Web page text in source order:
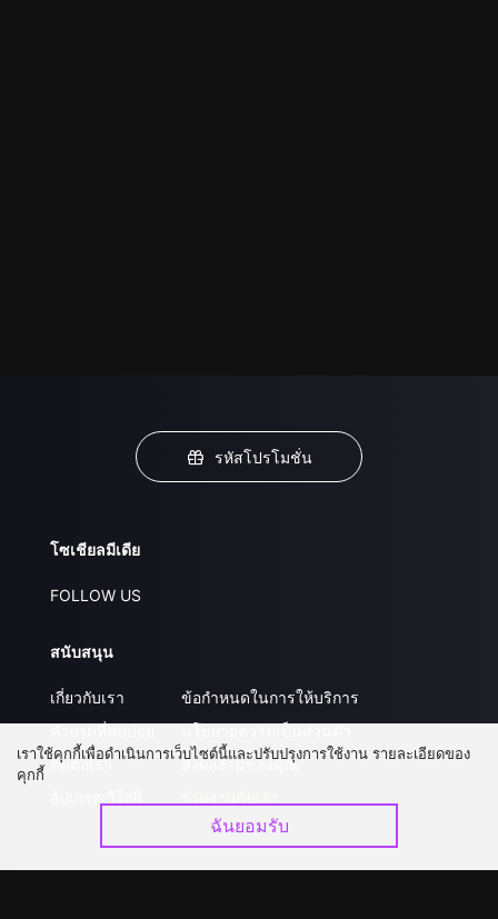
รหัสโปรโมชั่น
โซเชียลมีเดีย
FOLLOW US
สนับสนุน
เกี่ยวกับเรา
ติดต่อเรา
ข้อกำหนดในการให้บริการ
ส่งผลงานของคุณ
เราใช้คุกกี้เพื่อดำเนินการเว็บไซต์นี้และปรับปรุงการใช้งาน รายละเอียดของ
คุกกี้
ฉันยอมรับ